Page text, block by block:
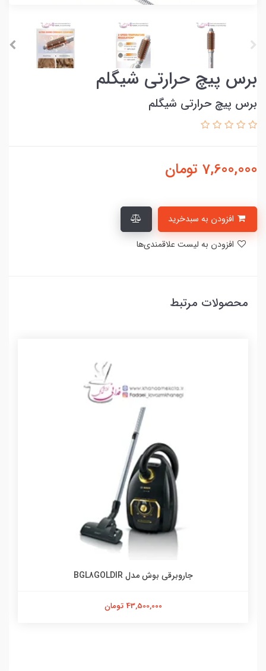
برس پیچ حرارتی شیگلم
برس پیچ حرارتی شیگلم
7,600,000 تومان
محصولات مرتبط
جاروبرقی بوش مدل BGL8GOLDIR
43,500,000 تومان